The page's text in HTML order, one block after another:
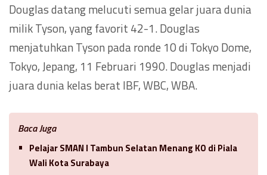
Douglas datang melucuti semua gelar juara dunia
milik Tyson, yang favorit 42-1. Douglas
menjatuhkan Tyson pada ronde 10 di Tokyo Dome,
Tokyo, Jepang, 11 Februari 1990. Douglas menjadi
juara dunia kelas berat IBF, WBC, WBA.
Baca Juga
Pelajar SMAN I Tambun Selatan Menang KO di Piala
Wali Kota Surabaya